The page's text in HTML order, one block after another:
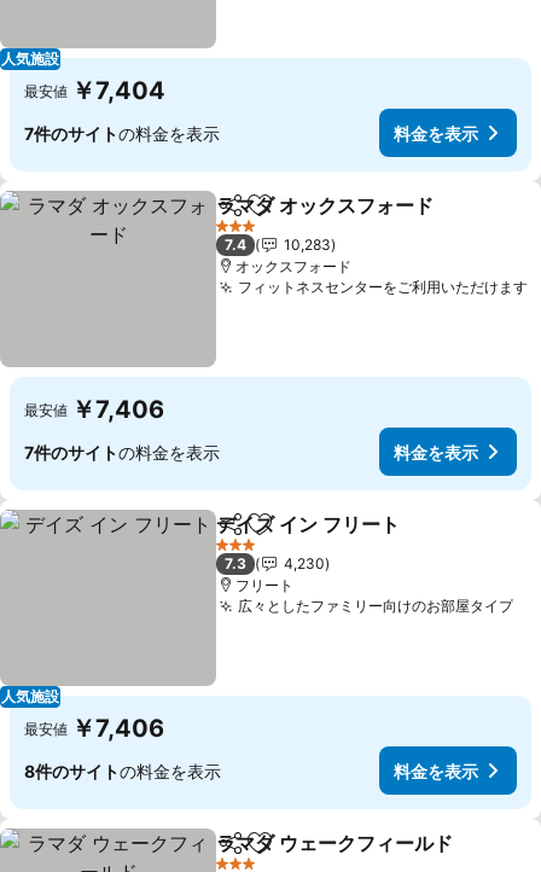
人気施設
最安値 ￥7,404
7件のサイトの料金を表示 料金を表示
シェアお気に入りに追加
ラマダ オックスフォード
3 ホテルのランク
7.4
10,283
オックスフォード
フィットネスセンターをご利用いただけます
最安値 ￥7,406
7件のサイトの料金を表示 料金を表示
人気施設
シェアお気に入りに追加
デイズ イン フリート
3 ホテルのランク
7.3
4,230
フリート
広々としたファミリー向けのお部屋タイプ料
最安値 ￥7,406
8件のサイトの料金を表示 料金を表示
シェアお気に入りに追加
ラマダ ウェークフィールド